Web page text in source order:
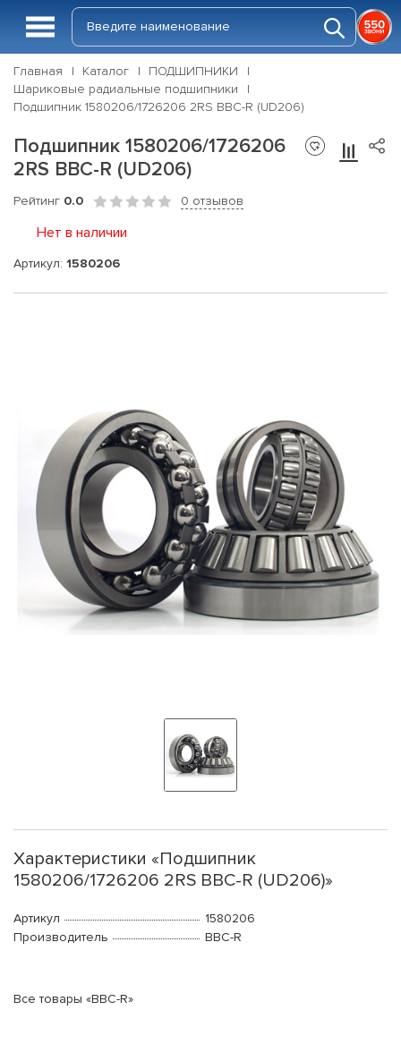
Главная Каталог
ПОДШИПНИКИ
Шариковые радиальные подшипники
Подшипник 1580206/1726206 2RS BBC-R (UD206)
Подшипник 1580206/1726206
2RS BBC-R (UD206)
Рейтинг 0.0 0 отзывов
Нет в наличии
Артикул: 1580206
Характеристики «Подшипник
1580206/1726206 2RS BBC-R (UD206)»
Артикул
1580206
Производитель
BBC-R
Все товары «BBC-R»